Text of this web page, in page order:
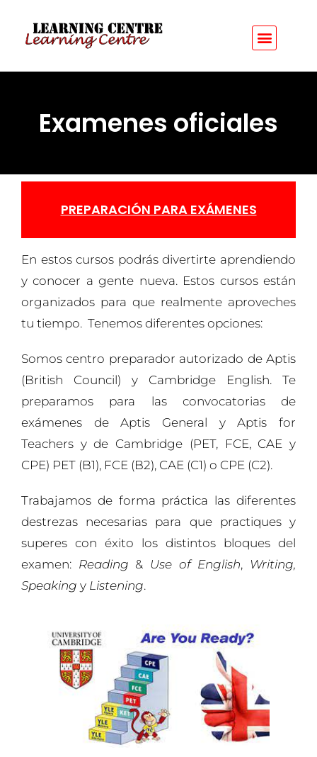
Examenes oficiales
PREPARACIÓN PARA EXÁMENES
En estos cursos podrás divertirte aprendiendo
y conocer a gente nueva. Estos cursos están
organizados para que realmente aproveches
tu tiempo. Tenemos diferentes opciones:
Somos centro preparador autorizado de Aptis
(British Council) y Cambridge English. Te
preparamos para las convocatorias de
exámenes de Aptis General y Aptis for
Teachers y de Cambridge (PET, FCE, CAE y
CPE) PET (B1), FCE (B2), CAE (C1) o CPE (C2).
Trabajamos de forma práctica las diferentes
destrezas necesarias para que practiques y
superes con éxito los distintos bloques del
examen: Reading & Use of English, Writing,
Speaking y Listening.